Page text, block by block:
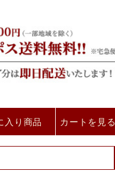
入り商品 カートを見る